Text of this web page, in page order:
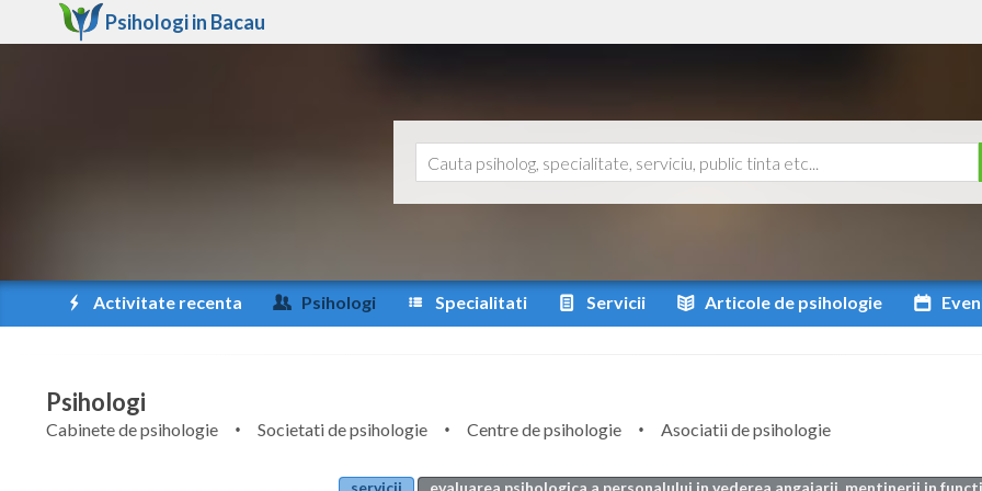
Psihologi in Bacau
Activitate recenta Psihologi Specialitati Servicii Articole de psihologie
Psihologi
Cabinete de psihologie Societati de psihologie Centre de psihologie
Asociatii de psihologie
servicii
evaluarea psihologica a personalului in vederea angajarii, mentinerii in